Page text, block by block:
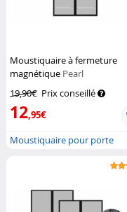
Moustiquaire à fermeture
magnétique Pearl
19,90€ Prix conseillé
12,95€
Moustiquaire pour porte